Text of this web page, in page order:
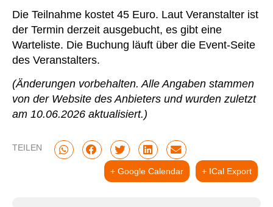
Die Teilnahme kostet 45 Euro. Laut Veranstalter ist
der Termin derzeit ausgebucht, es gibt eine
Warteliste. Die Buchung läuft über die Event-Seite
des Veranstalters.
(Änderungen vorbehalten. Alle Angaben stammen
von der Website des Anbieters und wurden zuletzt
am 10.06.2026 aktualisiert.)
TEILEN
+ Google Calendar + ICal Export